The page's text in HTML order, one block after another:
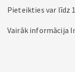
Pieteikties var līdz
Vairāk informācija